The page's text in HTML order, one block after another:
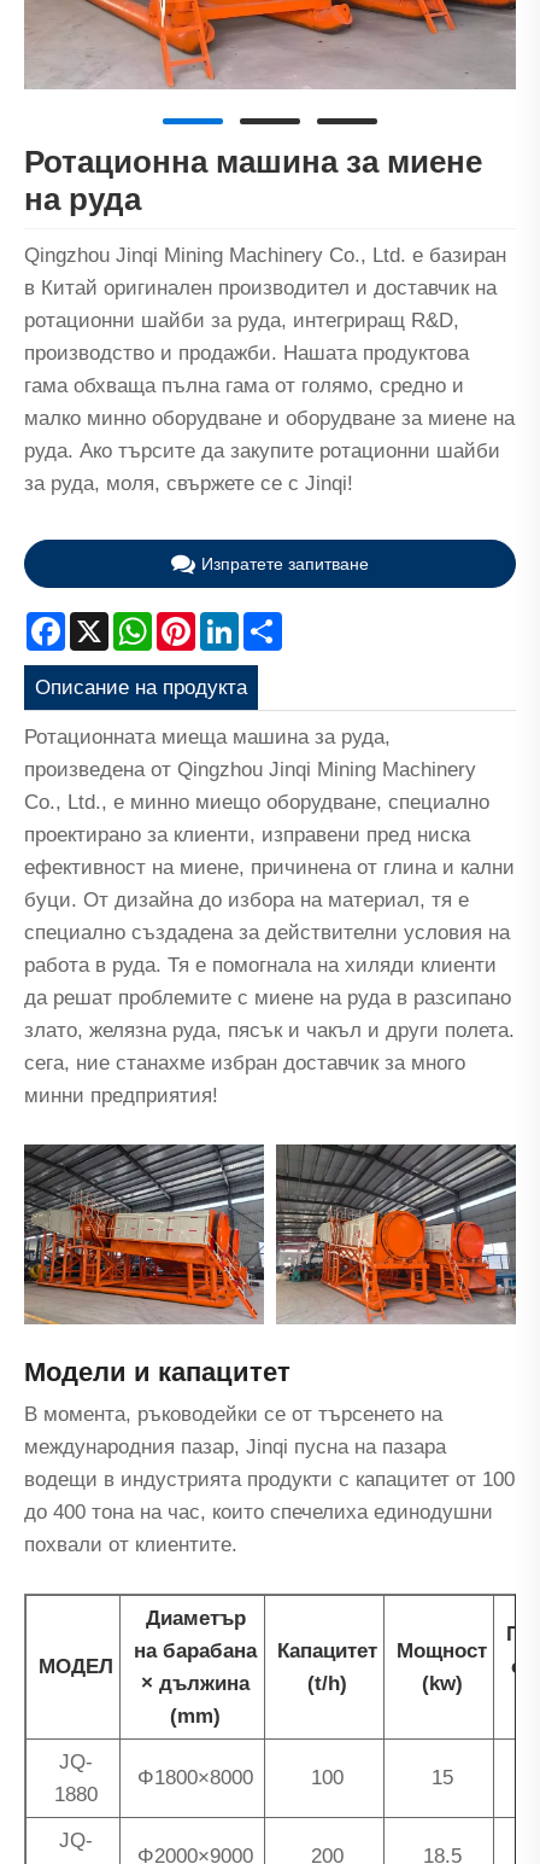
Ротационна машина за миене
на руда
Qingzhou Jinqi Mining Machinery Co., Ltd. е базиран
в Китай оригинален производител и доставчик на
ротационни шайби за руда, интегриращ R&D,
производство и продажби. Нашата продуктова
гама обхваща пълна гама от голямо, средно и
малко минно оборудване и оборудване за миене на
руда. Ако търсите да закупите ротационни шайби
за руда, моля, свържете се с Jinqi!
Изпратете запитване
Facebook
X WhatsApp
PinterestLinkedIn
Описание на продукта
Ротационната миеща машина за руда,
произведена от Qingzhou Jinqi Mining Machinery
Co., Ltd., е минно миещо оборудване, специално
проектирано за клиенти, изправени пред ниска
ефективност на миене, причинена от глина и кални
буци. От дизайна до избора на материал, тя е
специално създадена за действителни условия на
работа в руда. Тя е помогнала на хиляди клиенти
да решат проблемите с миене на руда в разсипано
злато, желязна руда, пясък и чакъл и други полета.
сега, ние станахме избран доставчик за много
минни предприятия!
Модели и капацитет
В момента, ръководейки се от търсенето на
международния пазар, Jinqi пусна на пазара
водещи в индустрията продукти с капацитет от 100
до 400 тона на час, които спечелиха единодушни
похвали от клиентите.
МОДЕЛ
Диаметър
на барабана
× дължина
(mm)
Капацитет
(t/h)
Мощност
(kw)
JQ-
1880
Φ1800×8000 100 15
JQ-
Φ2000×9000 200 18.5